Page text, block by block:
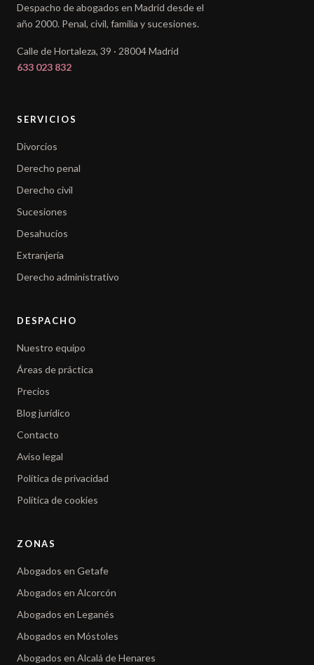
Despacho de abogados en Madrid desde el
año 2000. Penal, civil, familia y sucesiones.
Calle de Hortaleza, 39 · 28004 Madrid
633 023 832
SERVICIOS
Divorcios
Derecho penal
Derecho civil
Sucesiones
Desahucios
Extranjería
Derecho administrativo
DESPACHO
Nuestro equipo
Áreas de práctica
Precios
Blog jurídico
Contacto
Aviso legal
Política de privacidad
Política de cookies
ZONAS
Abogados en Getafe
Abogados en Alcorcón
Abogados en Leganés
Abogados en Móstoles
Abogados en Alcalá de Henares